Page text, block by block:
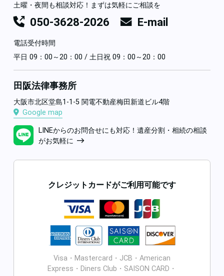
土曜・夜間も相談対応！まずは気軽にご相談を
050-3628-2026 E-mail
電話受付時間
平日 09：00～20：00 / 土日祝 09：00～20：00
田阪法律事務所
大阪市北区堂島1-1-5 関電不動産梅田新道ビル4階
Google map
LINEからのお問合せにも対応！遺産分割・相続の相談
がお気軽に
クレジットカードがご利用可能です
Visa・Mastercard・JCB・American
Express・Diners Club・SAISON CARD・